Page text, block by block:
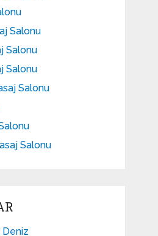
Salonu
Salonu
Salonu
Salonu
Salonu